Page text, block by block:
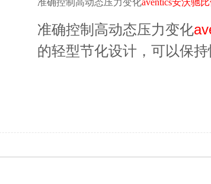
准确控制高动态压力变化aventics安沃驰
准确控制高动态压力变化
的轻型节化设计，可以保